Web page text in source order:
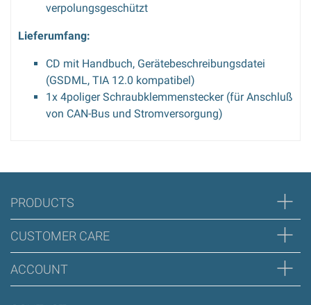
verpolungsgeschützt
Lieferumfang:
CD mit Handbuch, Gerätebeschreibungsdatei
(GSDML, TIA 12.0 kompatibel)
1x 4poliger Schraubklemmenstecker (für Anschluß
von CAN-Bus und Stromversorgung)
Zur Zeit gibt es keine Produktrezensionen. Sei der erste, der
Bewertung schreiben
PRODUCTS
CUSTOMER CARE
ACCOUNT